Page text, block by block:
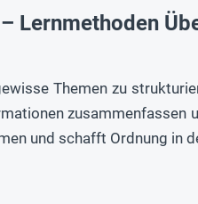
Lernmethoden
Themen zu
zusammenfassen
und schafft Ordnung in